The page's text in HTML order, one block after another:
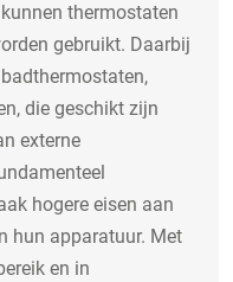
thermostaten
gebruikt. Daarbij
die geschikt zijn
externe
hogere eisen aan
hun apparatuur. Met
en in